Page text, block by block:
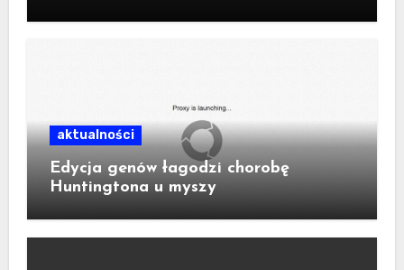
aktualności
Edycja genów łagodzi chorobę
Huntingtona u myszy